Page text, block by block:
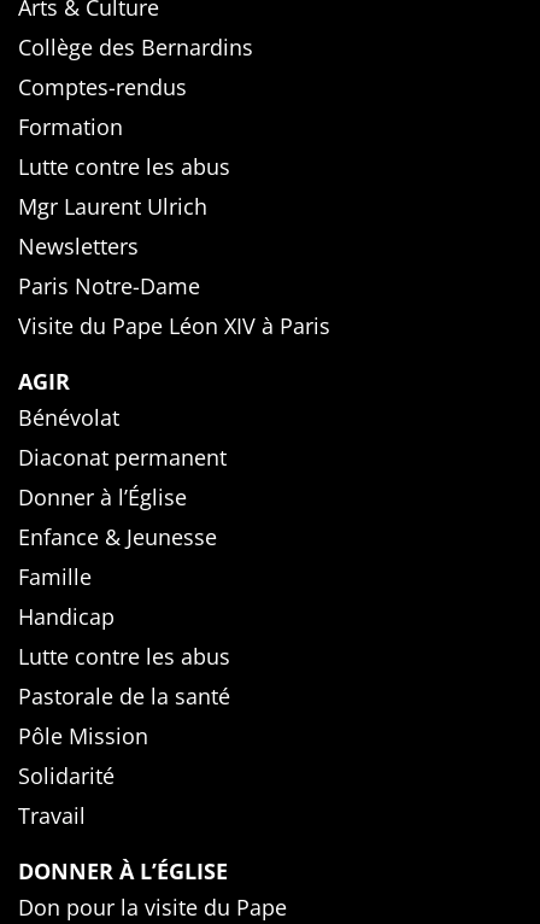
Arts & Culture
Collège des Bernardins
Comptes-rendus
Formation
Lutte contre les abus
Mgr Laurent Ulrich
Newsletters
Paris Notre-Dame
Visite du Pape Léon XIV à Paris
AGIR
Bénévolat
Diaconat permanent
Donner à l’Église
Enfance & Jeunesse
Famille
Handicap
Lutte contre les abus
Pastorale de la santé
Pôle Mission
Solidarité
Travail
DONNER À L’ÉGLISE
Don pour la visite du Pape